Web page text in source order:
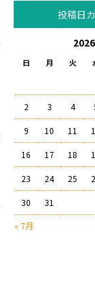
投稿日
日 月 火
« 7月
2 3 4
9 10 11
16 17 18
23 24 25
30 31